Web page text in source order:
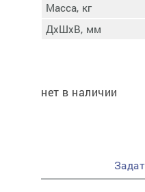
Масса, кг
ДхШхВ, мм
нет в наличии